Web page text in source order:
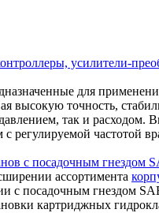
усилители-
для
высокую точность,
так и расходом.
с регулируемой
с посадочным гнездом
ассортимента
с посадочным гнездом
картриджных